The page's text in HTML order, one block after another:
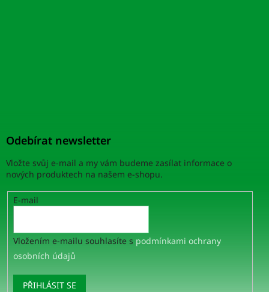
Odebírat newsletter
Vložte svůj e-mail a my vám budeme zasílat informace o
nových produktech na našem e-shopu.
E-mail
Vložením e-mailu souhlasíte s podmínkami ochrany
osobních údajů
PŘIHLÁSIT SE